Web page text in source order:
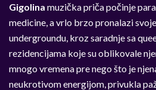
Gigolina muzička priča počinje
medicine, a vrlo brzo pronalazi
undergroundu, kroz saradnje sa
rezidencijama koje su oblikovale
mnogo vremena pre nego što je
neukrotivom energijom, privukla